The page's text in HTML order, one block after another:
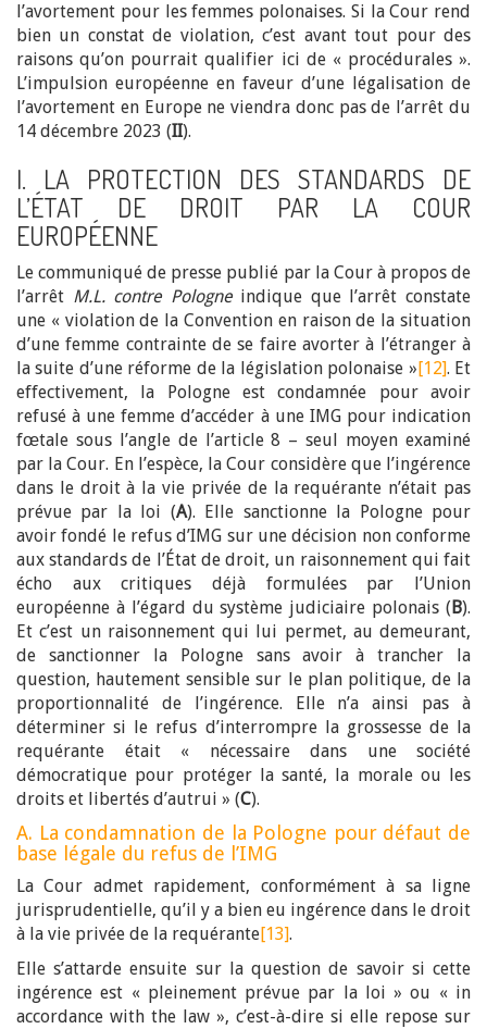
l’avortement pour les femmes polonaises. Si la Cour rend
bien un constat de violation, c’est avant tout pour des
raisons qu’on pourrait qualifier ici de « procédurales ».
L’impulsion européenne en faveur d’une légalisation de
l’avortement en Europe ne viendra donc pas de l’arrêt du
14 décembre 2023 (II).
I. LA PROTECTION DES STANDARDS DE
L’ÉTAT DE DROIT PAR LA COUR
EUROPÉENNE
Le communiqué de presse publié par la Cour à propos de
l’arrêt M.L. contre Pologne indique que l’arrêt constate
une « violation de la Convention en raison de la situation
d’une femme contrainte de se faire avorter à l’étranger à
la suite d’une réforme de la législation polonaise »[12]. Et
effectivement, la Pologne est condamnée pour avoir
refusé à une femme d’accéder à une IMG pour indication
fœtale sous l’angle de l’article 8 – seul moyen examiné
par la Cour. En l’espèce, la Cour considère que l’ingérence
dans le droit à la vie privée de la requérante n’était pas
prévue par la loi (A). Elle sanctionne la Pologne pour
avoir fondé le refus d’IMG sur une décision non conforme
aux standards de l’État de droit, un raisonnement qui fait
écho aux critiques déjà formulées par l’Union
européenne à l’égard du système judiciaire polonais (B).
Et c’est un raisonnement qui lui permet, au demeurant,
de sanctionner la Pologne sans avoir à trancher la
question, hautement sensible sur le plan politique, de la
proportionnalité de l’ingérence. Elle n’a ainsi pas à
déterminer si le refus d’interrompre la grossesse de la
requérante était « nécessaire dans une société
démocratique pour protéger la santé, la morale ou les
droits et libertés d’autrui » (C).
A. La condamnation de la Pologne pour défaut de
base légale du refus de l’IMG
La Cour admet rapidement, conformément à sa ligne
jurisprudentielle, qu’il y a bien eu ingérence dans le droit
à la vie privée de la requérante[13].
Elle s’attarde ensuite sur la question de savoir si cette
ingérence est « pleinement prévue par la loi » ou « in
accordance with the law », c’est-à-dire si elle repose sur